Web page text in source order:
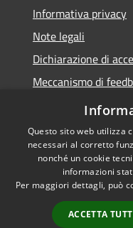
Informativa privacy
Note legali
Dichiarazione di
Meccanismo di
Whistleblowing
Accessibilità
Questo sito web utilizza
necessari al corretto
nonché un cookie
informazioni
Per maggiori dettagli, può
ACCETTA